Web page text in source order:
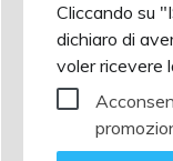
Cliccando su
dichiaro di
voler ricevere